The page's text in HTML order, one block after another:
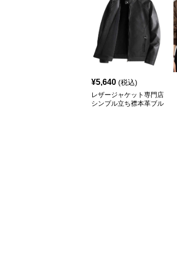
¥5,640 (税込)
レザージャケット専門店
シンプル立ち襟本革ブル